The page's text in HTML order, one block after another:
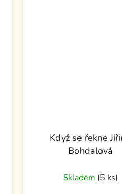
Když se řekne
Bohdalová
Skladem (5 ks)